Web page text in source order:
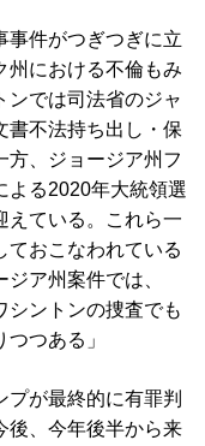
件がつぎつぎに立
州における不倫もみ
ンでは司法省のジャ
書不法持ち出し・保
方、ジョージア州フ
よる2020年大統領選
えている。これら一
ておこなわれている
ア州案件では、
シントンの捜査でも
つある」
が最終的に有罪判
後、今年後半から来